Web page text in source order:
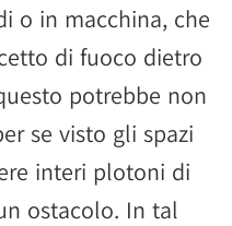
o in macchina, che
di fuoco dietro
potrebbe non
se visto gli spazi
interi plotoni di
ostacolo. In tal